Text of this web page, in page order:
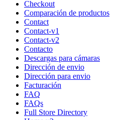
Checkout
Comparación de productos
Contact
Contact-v1
Contact-v2
Contacto
Descargas para cámaras
Dirección de envio
Dirección para envio
Facturación
FAQ
FAQs
Full Store Directory